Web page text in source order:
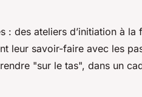
: des ateliers d’initiation à la
leur savoir-faire avec les
"sur le tas", dans un